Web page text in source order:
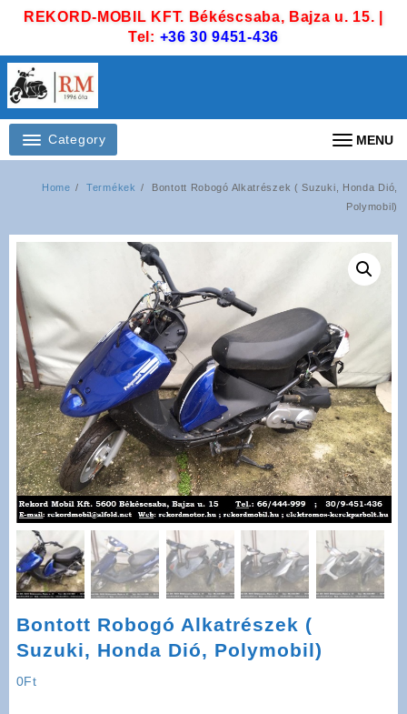
REKORD-MOBIL KFT. Békéscsaba, Bajza u. 15. |
Tel: +36 30 9451-436
Category MENU
Home Termékek
Bontott Robogó Alkatrészek ( Suzuki, Honda Dió,
Polymobil)
Bontott Robogó Alkatrészek (
Suzuki, Honda Dió, Polymobil)
0Ft